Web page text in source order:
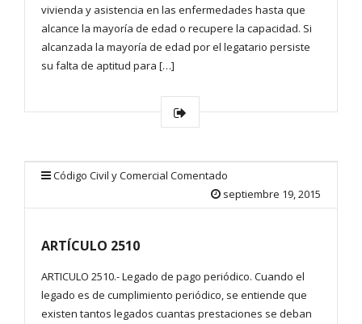
vivienda y asistencia en las enfermedades hasta que
alcance la mayoría de edad o recupere la capacidad. Si
alcanzada la mayoría de edad por el legatario persiste
su falta de aptitud para […]
Código Civil y Comercial Comentado
septiembre 19, 2015
ARTÍCULO 2510
ARTICULO 2510.- Legado de pago periódico. Cuando el
legado es de cumplimiento periódico, se entiende que
existen tantos legados cuantas prestaciones se deban